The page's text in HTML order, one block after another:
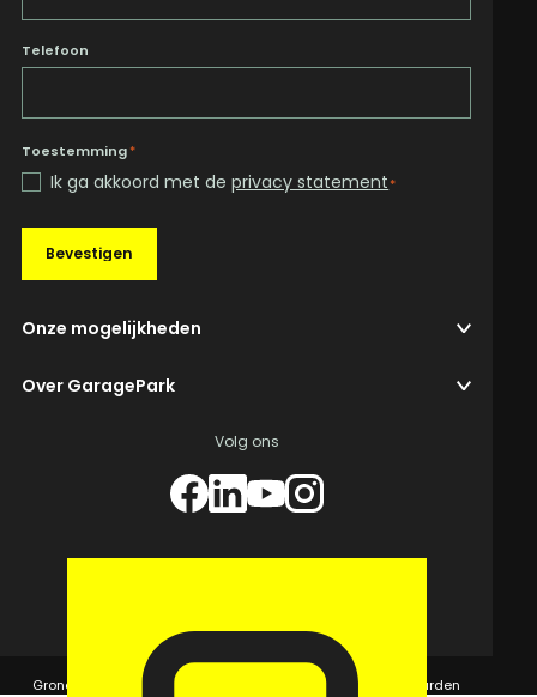
Telefoon
Toestemming*
Ik ga akkoord met deprivacy statement*
Bevestigen
Onze mogelijkheden
Over GaragePark
Volg ons
© 2026 GaragePark.
Grondposities
365Beheer & GaragePark Algemene voorwaarden